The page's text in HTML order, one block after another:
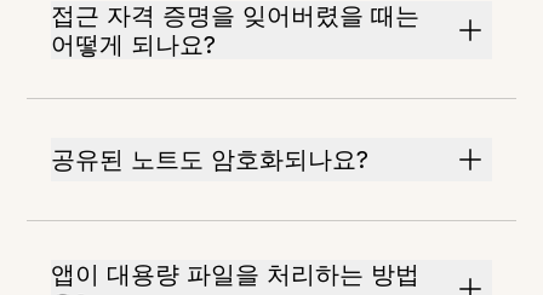
접근 자격 증명을 잊어버렸을 때는
어떻게 되나요?
공유된 노트도 암호화되나요?
앱이 대용량 파일을 처리하는 방법